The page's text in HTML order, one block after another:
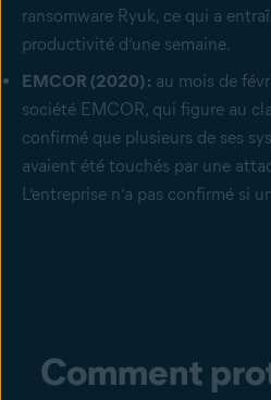
ransomware Ryuk, ce qui a
productivité d’une semaine.
EMCOR (2020) : au mois de
société EMCOR, qui figure au
confirmé que plusieurs de ses
avaient été touchés par une
L’entreprise n’a pas confirmé si
Comment